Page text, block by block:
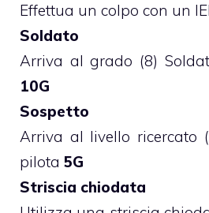
Effettua un colpo con un
Soldato
Arriva al grado (8)
10G
Sospetto
Arriva al livello ricercato
pilota 5G
Striscia chiodata